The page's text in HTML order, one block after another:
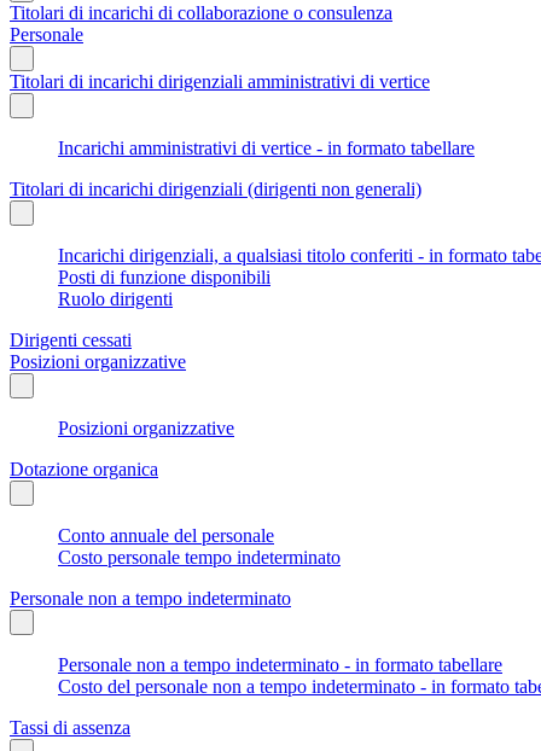
Titolari di incarichi di collaborazione o consulenza
Personale
Titolari di incarichi dirigenziali amministrativi di vertice
Incarichi amministrativi di vertice - in formato tabellare
Titolari di incarichi dirigenziali (dirigenti non generali)
Incarichi dirigenziali, a qualsiasi titolo conferiti - in formato
Posti di funzione disponibili
Ruolo dirigenti
Dirigenti cessati
Posizioni organizzative
Posizioni organizzative
Dotazione organica
Conto annuale del personale
Costo personale tempo indeterminato
Personale non a tempo indeterminato
Personale non a tempo indeterminato - in formato tabellare
Costo del personale non a tempo indeterminato - in formato
Tassi di assenza